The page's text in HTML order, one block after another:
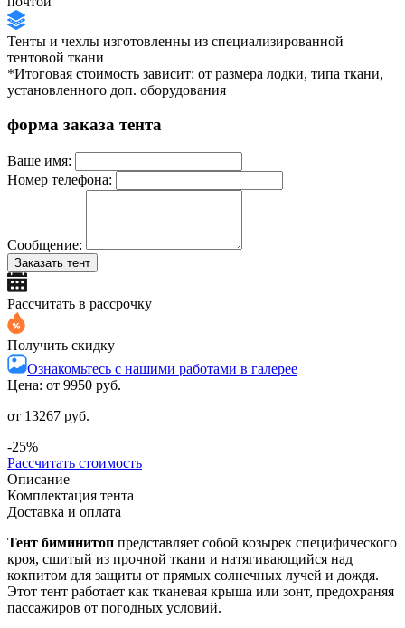
Тенты и чехлы изготовленны из специализированной
тентовой ткани
*Итоговая стоимость зависит: от размера лодки, типа ткани,
установленного доп. оборудования
форма заказа тента
Ваше имя:
Номер телефона:
Сообщение:
Заказать тент
Рассчитать в рассрочку
Получить скидку
Ознакомьтесь с нашими работами в галерее
Цена: от 9950 руб.
от 13267 руб.
-25%
Рассчитать стоимость
Описание
Комплектация тента
Доставка и оплата
Тент биминитоп представляет собой козырек специфического
кроя, сшитый из прочной ткани и натягивающийся над
кокпитом для защиты от прямых солнечных лучей и дождя.
Этот тент работает как тканевая крыша или зонт, предохраняя
пассажиров от погодных условий.